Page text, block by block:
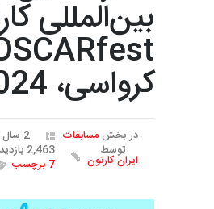
بین‌المللی
کرواسی، 2024
در بخشمسابقات
2 سال قبل
توسط
ایران کارتون
2,463 بازدید
7 برچسب